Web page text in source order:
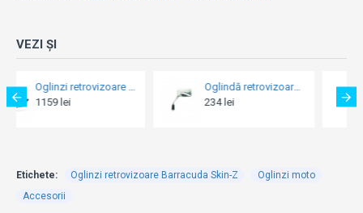
VEZI ȘI
Oglindă retrovizoare Vicma EH374I - Honda CB 1000C / CB 1000F / CB 1000R / NTV 650 Revere / VF 750C / Magna / Shadow (Stânga)
234 lei
OXFORD - Capace anulare oglinzi moto - M10
59 lei
Etichete: Oglinzi retrovizoare Barracuda Skin-Z
Oglinzi moto
Accesorii